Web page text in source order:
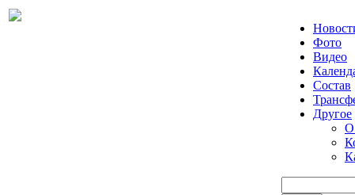
Фото
Видео
Состав
Другое
О